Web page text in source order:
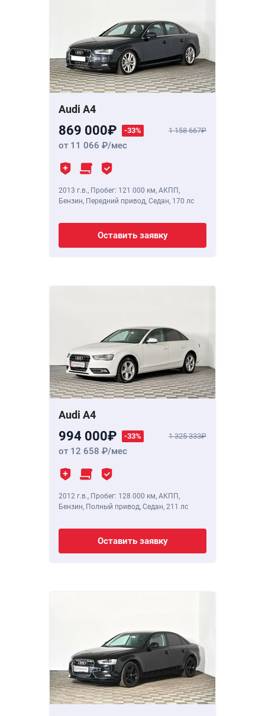
Audi A4
869 000 -33% 1 158 667
от 11 066 /мес
2013 г.в., Пробег: 121 000 км, АКПП,
Бензин, Передний привод, Седан, 170 лс
Оставить заявку
Audi A4
994 000 -33% 1 325 333
от 12 658 /мес
2012 г.в., Пробег: 128 000 км, АКПП,
Бензин, Полный привод, Седан, 211 лс
Оставить заявку